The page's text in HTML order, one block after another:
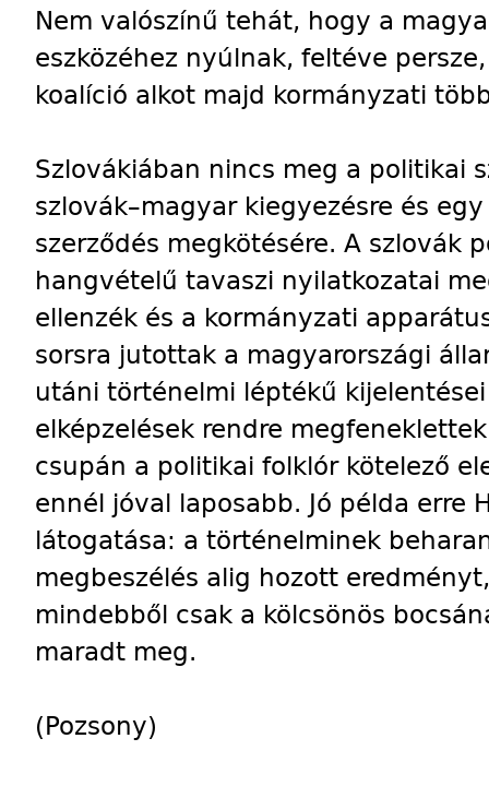
Nem valószínű tehát, hogy a
eszközéhez nyúlnak, feltéve
koalíció alkot majd kormányzati
Szlovákiában nincs meg a politikai
szlovák–magyar kiegyezésre és
szerződés megkötésére. A szlovák
hangvételű tavaszi nyilatkozatai
ellenzék és a kormányzati
sorsra jutottak a magyarországi
utáni történelmi léptékű
elképzelések rendre
csupán a politikai folklór kötelező
ennél jóval laposabb. Jó példa erre
látogatása: a történelminek
megbeszélés alig hozott
mindebből csak a kölcsönös
maradt meg.
(Pozsony)